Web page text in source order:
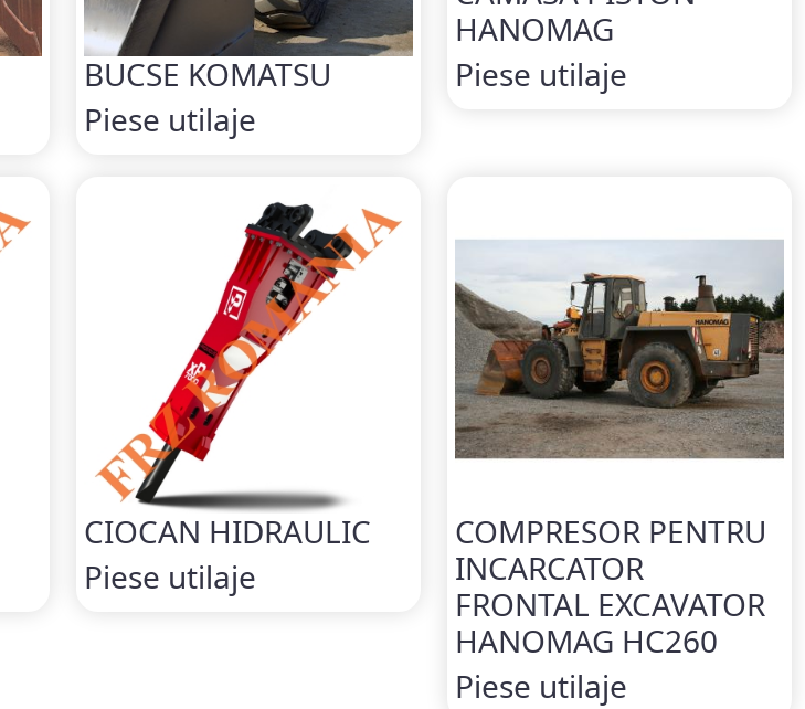
BUCSE KOMATSU
Piese utilaje
HANOMAG
Piese utilaje
CIOCAN HIDRAULIC
Piese utilaje
COMPRESOR PENTRU
INCARCATOR
FRONTAL EXCAVATOR
HANOMAG HC260
Piese utilaje